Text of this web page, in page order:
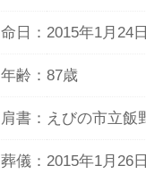
命日： 2015年1月24日
年齢： 87歳
肩書： えびの市立飯
葬儀： 2015年1月26日